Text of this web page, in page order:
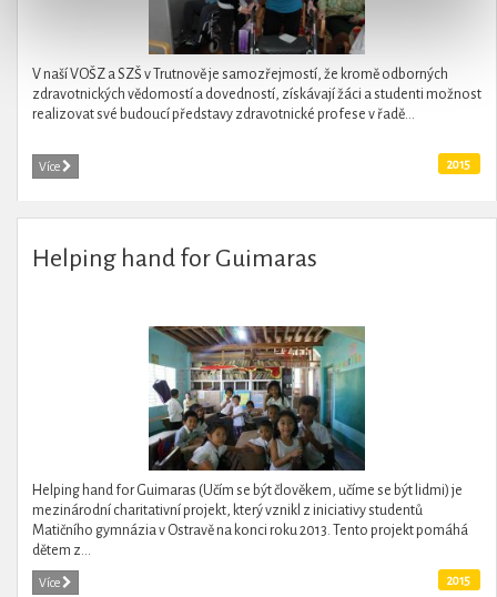
V naší VOŠZ a SZŠ v Trutnově je samozřejmostí, že kromě odborných
zdravotnických vědomostí a dovedností, získávají žáci a studenti možnost
realizovat své budoucí představy zdravotnické profese v řadě...
Více 2015
Helping hand for Guimaras
Helping hand for Guimaras (Učím se být člověkem, učíme se být lidmi) je
mezinárodní charitativní projekt, který vznikl z iniciativy studentů
Matičního gymnázia v Ostravě na konci roku 2013. Tento projekt pomáhá
dětem z...
Více 2015